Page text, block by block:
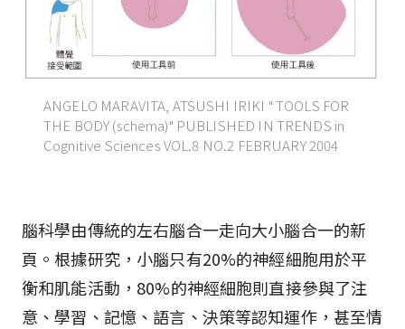
ANGELO MARAVITA, ATSUSHI IRIKI " TOOLS FOR
THE BODY (schema)" PUBLISHED IN TRENDS in
Cognitive Sciences VOL.8 NO.2 FEBRUARY 2004
腦科學由傳統的左右腦合一走向大小腦合一的新
頁。根據研究，小腦只有20%的神經細胞用於平
衡和肌能活動，80%的神經細胞則直接參與了注
意、學習、記憶、語言、決策等認知運作，甚至情